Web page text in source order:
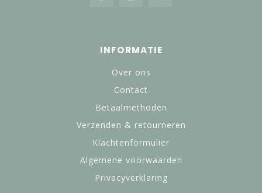
INFORMATIE
Over ons
Contact
Betaalmethoden
Verzenden & retourneren
Klachtenformulier
Algemene voorwaarden
Privacyverklaring